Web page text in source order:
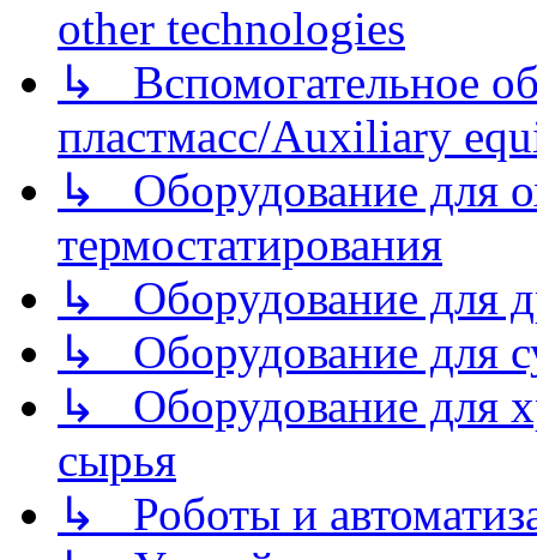
other technologies
↳ Вспомогательное
пластмасс/Auxiliary
↳ Оборудование для
термостатирования
↳ Оборудование для
↳ Оборудование для
↳ Оборудование для
сырья
↳ Роботы и